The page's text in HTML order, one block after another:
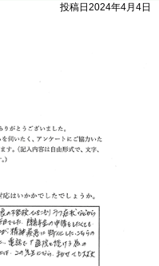
投稿日2024年4月4日